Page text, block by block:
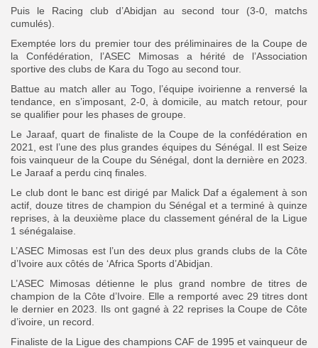
Puis le Racing club d’Abidjan au second tour (3-0, matchs
cumulés).
Exemptée lors du premier tour des préliminaires de la Coupe de
la Confédération, l’ASEC Mimosas a hérité de l’Association
sportive des clubs de Kara du Togo au second tour.
Battue au match aller au Togo, l’équipe ivoirienne a renversé la
tendance, en s’imposant, 2-0, à domicile, au match retour, pour
se qualifier pour les phases de groupe.
Le Jaraaf, quart de finaliste de la Coupe de la confédération en
2021, est l’une des plus grandes équipes du Sénégal. Il est Seize
fois vainqueur de la Coupe du Sénégal, dont la dernière en 2023.
Le Jaraaf a perdu cinq finales.
Le club dont le banc est dirigé par Malick Daf a également à son
actif, douze titres de champion du Sénégal et a terminé à quinze
reprises, à la deuxième place du classement général de la Ligue
1 sénégalaise.
L’ASEC Mimosas est l’un des deux plus grands clubs de la Côte
d’Ivoire aux côtés de ‘Africa Sports d’Abidjan.
L’ASEC Mimosas détienne le plus grand nombre de titres de
champion de la Côte d’Ivoire. Elle a remporté avec 29 titres dont
le dernier en 2023. Ils ont gagné à 22 reprises la Coupe de Côte
d’ivoire, un record.
Finaliste de la Ligue des champions CAF de 1995 et vainqueur de